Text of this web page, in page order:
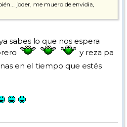
joder, me muero de envidia,
sabes lo que nos espera
y reza pa
en el tiempo que estés